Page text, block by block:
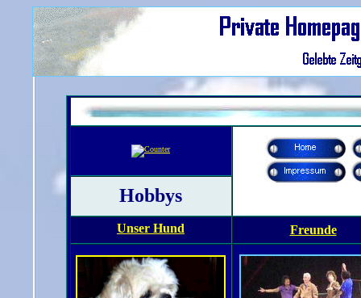
Hobbys
Unser Hund Freunde